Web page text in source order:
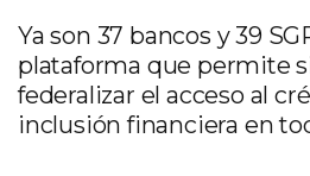
Ya son 37 bancos y 39
plataforma que permite
federalizar el acceso al
inclusión financiera en